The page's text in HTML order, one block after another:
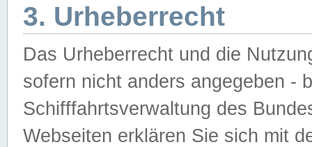
3. Urheberrecht
Das Urheberrecht und die
sofern nicht anders angegeben -
Schifffahrtsverwaltung des
Webseiten erklären Sie sich mit